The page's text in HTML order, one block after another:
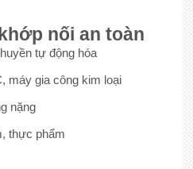
nối an toàn
tự động hóa
máy gia công kim loại
nặng
thực phẩm